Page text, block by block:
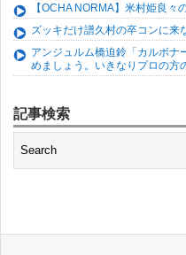
【OCHA NORMA】米村姫良々
ズッキだけ譜久村の卒コンに来
アンジュルム橋迫鈴「カルボナ
めましょう。いきなりプロの方
記事検索